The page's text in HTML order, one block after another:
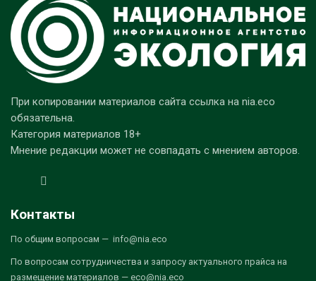
При копировании материалов сайта ссылка на nia.eco
обязательна.
Категория материалов 18+
Мнение редакции может не совпадать с мнением авторов.
Контакты
По общим вопросам — info@nia.eco
По вопросам сотрудничества и запросу актуального прайса на
размещение материалов — eco@nia.eco